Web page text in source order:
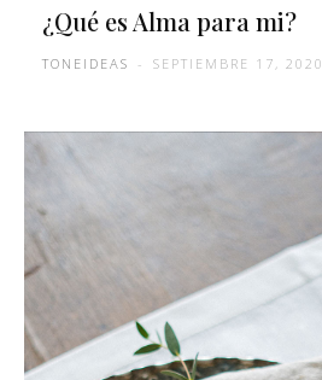
¿Qué es Alma para mi?
TONEIDEAS - SEPTIEMBRE 17, 2020